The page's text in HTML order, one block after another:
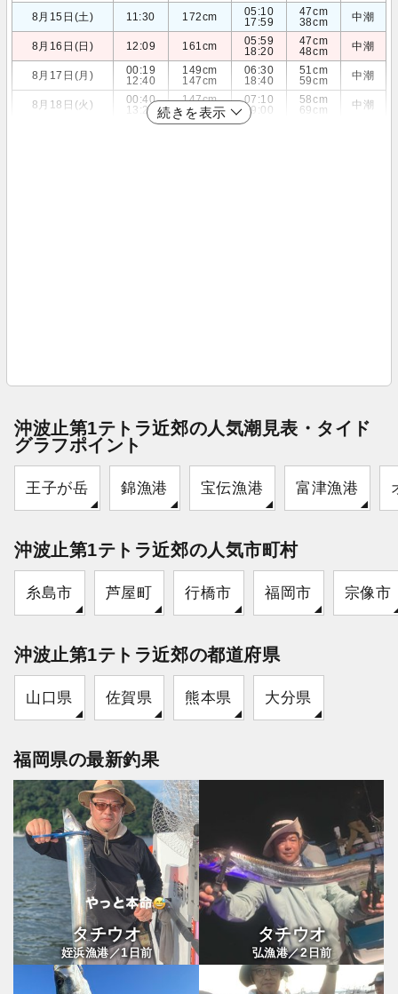
8月15日(土) 11:30 172cm
05:10
17:59
47cm
38cm
中潮
8月16日(日) 12:09 161cm
05:59
18:20
47cm
48cm
中潮
8月17日(月)
00:19
12:40
149cm
147cm
06:30
18:40
51cm
59cm
中潮
8月18日(火)
00:40
13:20
147cm
131cm
07:10
19:00
58cm
69cm
中潮
続きを表示
沖波止第1テトラ近郊の人気潮見表・タイド
グラフポイント
王子が岳 錦漁港 宝伝漁港 富津漁港
沖波止第1テトラ近郊の人気市町村
糸島市 芦屋町 行橋市 福岡市 宗像市
沖波止第1テトラ近郊の都道府県
山口県 佐賀県 熊本県 大分県
福岡県の最新釣果
タチウオ
姪浜漁港／1日前
タチウオ
弘漁港／2日前